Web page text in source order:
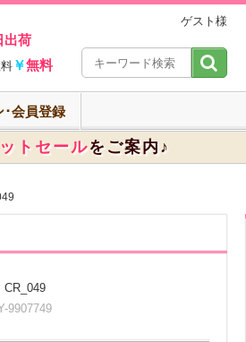
ゲスト様
出荷
￥無料
･会員登録
トセールをご案内♪
9907749